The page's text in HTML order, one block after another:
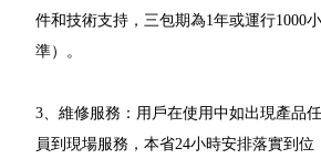
件和技術支持，三包期為1年或運行1000
準）。
3、維修服務：用戶在使用中如出現產品
員到現場服務，本省24小時安排落實到位